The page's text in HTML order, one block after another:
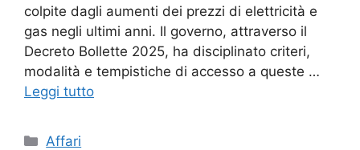
colpite dagli aumenti dei prezzi di elettricità e
gas negli ultimi anni. Il governo, attraverso il
Decreto Bollette 2025, ha disciplinato criteri,
modalità e tempistiche di accesso a queste …
Leggi tutto
Categorie
Affari